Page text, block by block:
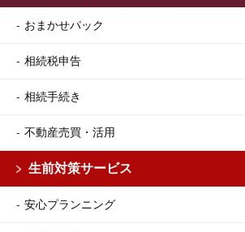
おまかせパック
相続税申告
相続手続き
不動産売買・活用
生前対策サービス
安心プランニング